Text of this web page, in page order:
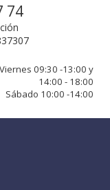
74
09:30 -13:00 y
14:00 - 18:00
Sábado 10:00 -14:00